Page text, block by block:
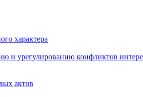
характера
и урегулированию конфликтов
актов